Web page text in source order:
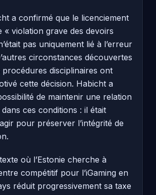
a confirmé que le licenciement
« violation grave des devoirs
pas uniquement lié à l’erreur
circonstances découvertes
disciplinaires ont
cette décision. Habicht a
de maintenir une relation
ces conditions : il était
pour préserver l’intégrité de
où l’Estonie cherche à
compétitif pour l’iGaming en
réduit progressivement sa taxe